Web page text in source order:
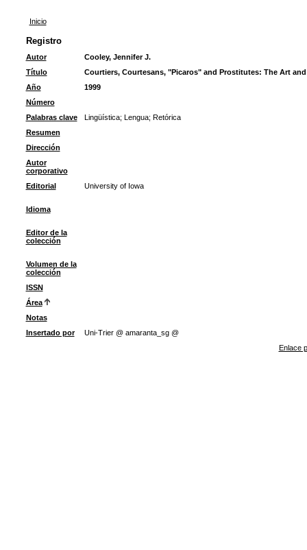
Inicio
Registro
Autor
Cooley, Jennifer J.
Título
Courtiers, Courtesans, "Picaros" and Prostitutes: The Art
Año
1999
Número
Palabras clave
Lingüística; Lengua; Retórica
Resumen
Dirección
Autor
corporativo
Editorial
University of Iowa
Idioma
Editor de la
colección
Volumen de la
colección
ISSN
Área
Notas
Insertado por
Uni-Trier @ amaranta_sg @
Enlace